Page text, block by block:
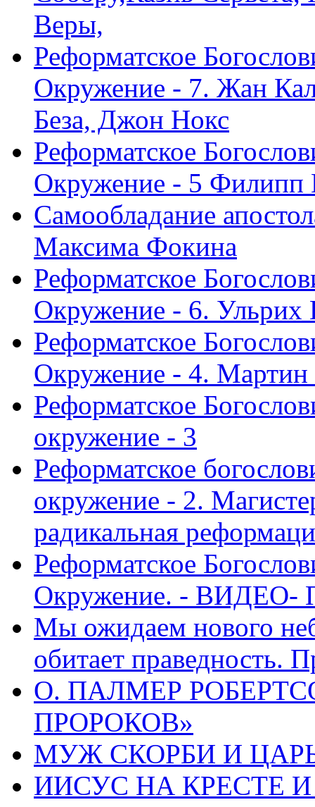
Веры,
Реформатское
Окружение - 7. Жан
Беза, Джон Нокс
Реформатское
Окружение - 5 Филипп
Самообладание
Максима Фокина
Реформатское
Окружение - 6. Ульрих
Реформатское
Окружение - 4.
Реформатское
окружение - 3
Реформатское
окружение - 2.
радикальная
Реформатское
Окружение. - ВИДЕО-
Мы ожидаем нового
обитает праведность.
О. ПАЛМЕР
ПРОРОКОВ»
МУЖ СКОРБИ И ЦАРЬ
ИИСУС НА КРЕСТЕ